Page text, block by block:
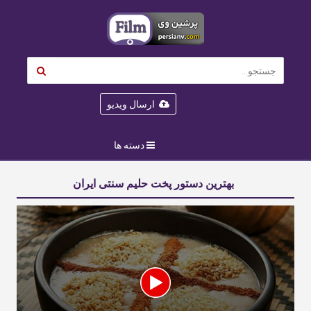
ارسال ویدیو
دسته ها
بهترین دستور پخت حلیم سنتی ایران